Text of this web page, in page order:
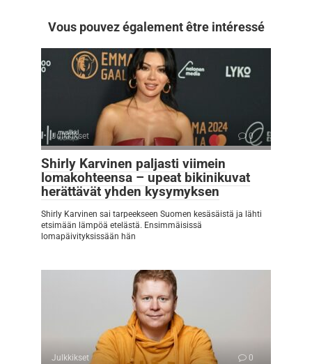
Vous pouvez également être intéressé
Julkkikset 0
Shirly Karvinen paljasti viimein
lomakohteensa – upeat bikinikuvat
herättävät yhden kysymyksen
Shirly Karvinen sai tarpeekseen Suomen kesäsäistä ja lähti
etsimään lämpöä etelästä. Ensimmäisissä
lomapäivityksissään hän
Julkkikset 0